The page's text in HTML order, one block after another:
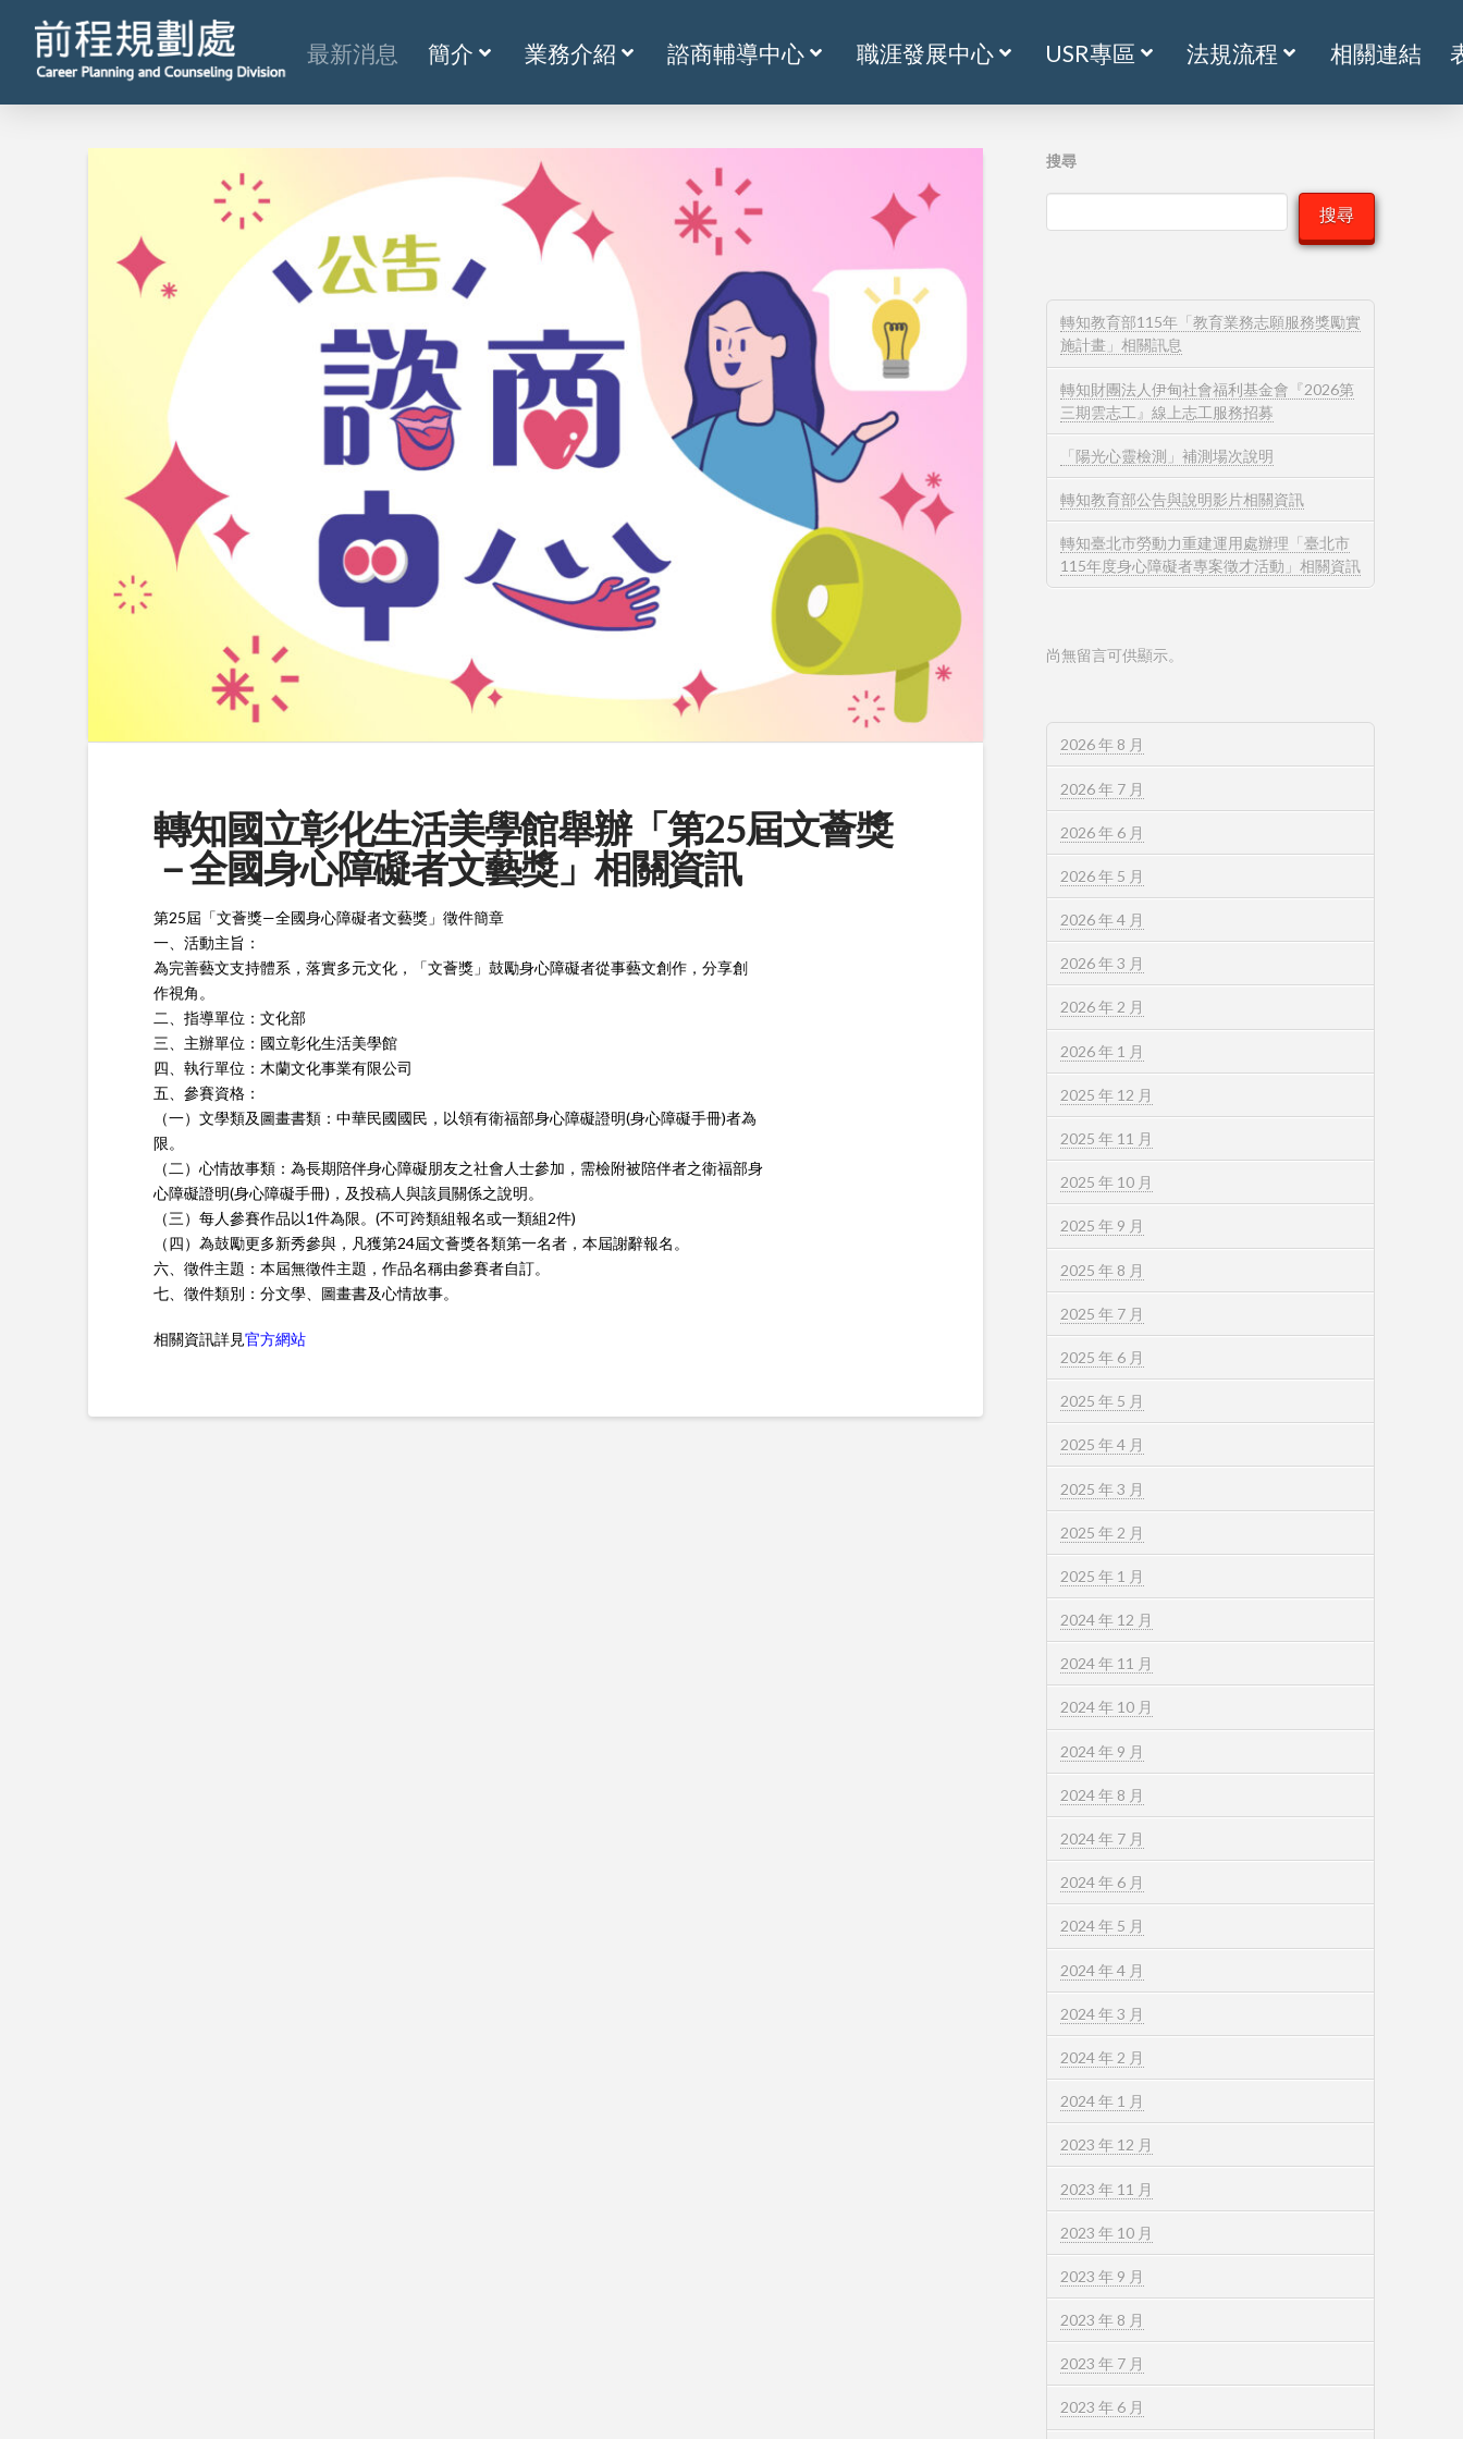
最新消息 簡介 業務介紹 諮商輔導中心 職涯發展中心 USR專區 法規流程 相關連結
轉知國立彰化生活美學館舉辦「第25屆文薈獎
－全國身心障礙者文藝獎」相關資訊
第25屆「文薈獎—全國身心障礙者文藝獎」徵件簡章
一、活動主旨：
為完善藝文支持體系，落實多元文化，「文薈獎」鼓勵身心障礙者從事藝文創作，分享創
作視角。
二、指導單位：文化部
三、主辦單位：國立彰化生活美學館
四、執行單位：木蘭文化事業有限公司
五、參賽資格：
（一）文學類及圖畫書類：中華民國國民，以領有衛福部身心障礙證明(身心障礙手冊)者為
限。
（二）心情故事類：為長期陪伴身心障礙朋友之社會人士參加，需檢附被陪伴者之衛福部身
心障礙證明(身心障礙手冊)，及投稿人與該員關係之說明。
（三）每人參賽作品以1件為限。(不可跨類組報名或一類組2件)
（四）為鼓勵更多新秀參與，凡獲第24屆文薈獎各類第一名者，本屆謝辭報名。
六、徵件主題：本屆無徵件主題，作品名稱由參賽者自訂。
七、徵件類別：分文學、圖畫書及心情故事。
相關資訊詳見官方網站
搜尋
搜尋
轉知教育部115年「教育業務志願服務獎勵實
施計畫」相關訊息
轉知財團法人伊甸社會福利基金會『2026第
三期雲志工』線上志工服務招募
「陽光心靈檢測」補測場次說明
轉知教育部公告與說明影片相關資訊
轉知臺北市勞動力重建運用處辦理「臺北市
115年度身心障礙者專案徵才活動」相關資訊
尚無留言可供顯示。
2026 年 8 月
2026 年 7 月
2026 年 6 月
2026 年 5 月
2026 年 4 月
2026 年 3 月
2026 年 2 月
2026 年 1 月
2025 年 12 月
2025 年 11 月
2025 年 10 月
2025 年 9 月
2025 年 8 月
2025 年 7 月
2025 年 6 月
2025 年 5 月
2025 年 4 月
2025 年 3 月
2025 年 2 月
2025 年 1 月
2024 年 12 月
2024 年 11 月
2024 年 10 月
2024 年 9 月
2024 年 8 月
2024 年 7 月
2024 年 6 月
2024 年 5 月
2024 年 4 月
2024 年 3 月
2024 年 2 月
2024 年 1 月
2023 年 12 月
2023 年 11 月
2023 年 10 月
2023 年 9 月
2023 年 8 月
2023 年 7 月
2023 年 6 月